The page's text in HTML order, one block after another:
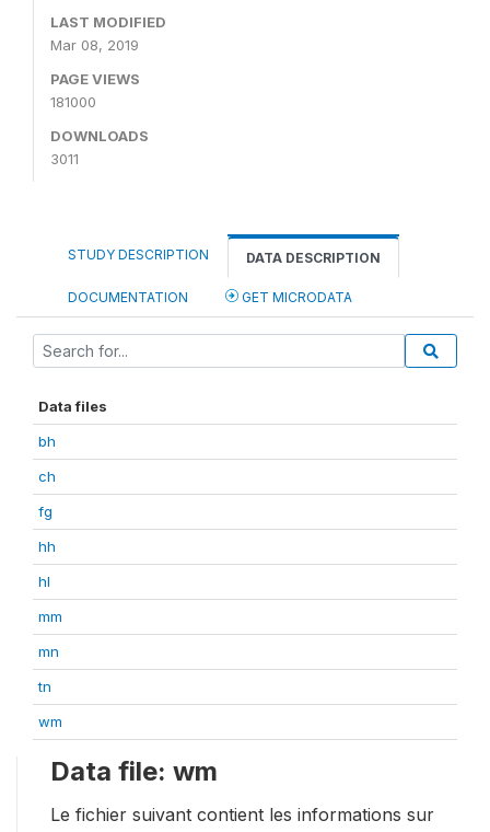
LAST MODIFIED
Mar 08, 2019
PAGE VIEWS
181000
DOWNLOADS
3011
STUDY DESCRIPTION DATA DESCRIPTION
DOCUMENTATION GET MICRODATA
Data files
bh
ch
fg
hh
hl
mm
mn
tn
wm
Data file: wm
Le fichier suivant contient les informations sur